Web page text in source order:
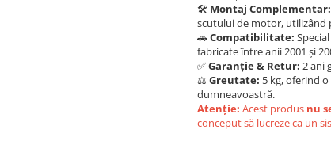
🛠️ Montaj Complementar:
scutului de motor, utilizând
🚗Compatibilitate:
fabricate între anii 2001 și
✅Garanție & Retur: 2 ani
⚖️ Greutate: 5 kg, oferind
dumneavoastră.
Atenție: Acest produs nu
conceput să lucreze ca un